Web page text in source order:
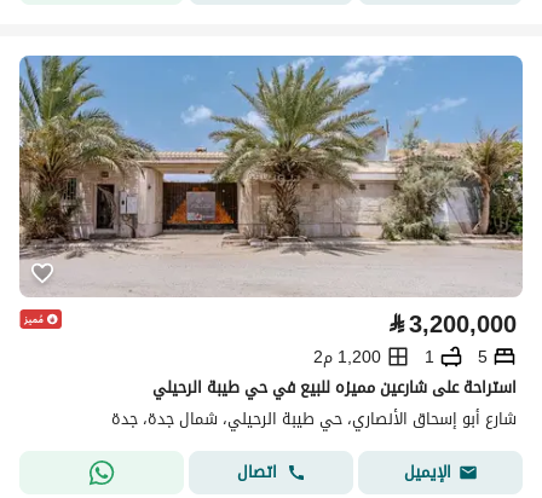
⃁3,200,000
5
1
1,200 م2
استراحة على شارعين مميزه للبيع في حي طيبة الرحيلي
شارع أبو إسحاق الأنصاري، حي طيبة الرحيلي، شمال جدة، جدة
الإيميل
اتصال